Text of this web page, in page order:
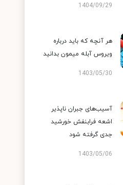
1404/09/29
هر آنچه که باید درباره
ویروس آبله میمون بدانید
1403/05/30
آسیب‌های جبران ناپذیر
اشعه فرابنفش خورشید
جدی گرفته شود
1403/05/06